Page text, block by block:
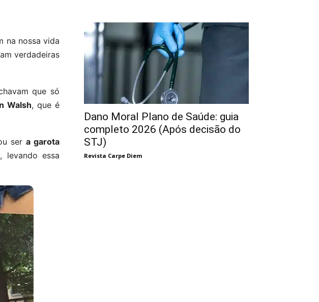
na nossa vida
verdadeiras
que só
Walsh, que é
sera garota
levando essa
Dano Moral Plano de Saúde: guia
completo 2026 (Após decisão do
STJ)
Revista Carpe Diem